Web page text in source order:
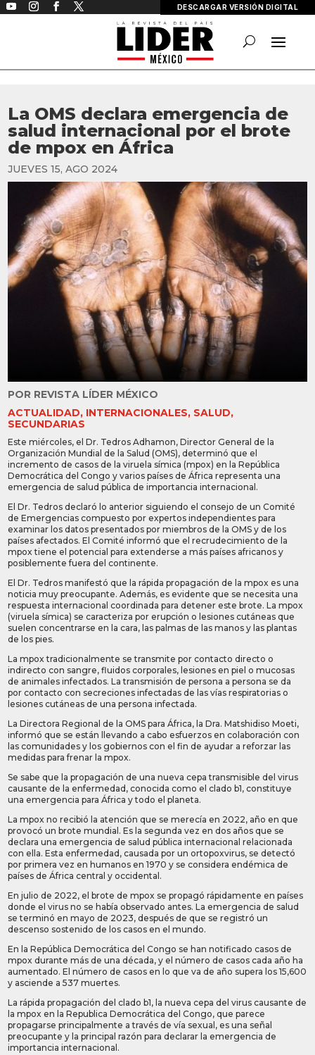
DESCARGAR VERSIÓN DIGITAL
La OMS declara emergencia de
salud internacional por el brote
de mpox en África
JUEVES 15, AGO 2024
POR REVISTA LÍDER MÉXICO
ACTUALIDAD, INTERNACIONALES, SALUD,
SECUNDARIAS
Este miércoles, el Dr. Tedros Adhamon, Director General de la
Organización Mundial de la Salud (OMS), determinó que el
incremento de casos de la viruela símica (mpox) en la República
Democrática del Congo y varios países de África representa una
emergencia de salud pública de importancia internacional.
El Dr. Tedros declaró lo anterior siguiendo el consejo de un Comité
de Emergencias compuesto por expertos independientes para
examinar los datos presentados por miembros de la OMS y de los
países afectados. El Comité informó que el recrudecimiento de la
mpox tiene el potencial para extenderse a más países africanos y
posiblemente fuera del continente.
El Dr. Tedros manifestó que la rápida propagación de la mpox es una
noticia muy preocupante. Además, es evidente que se necesita una
respuesta internacional coordinada para detener este brote. La mpox
(viruela símica) se caracteriza por erupción o lesiones cutáneas que
suelen concentrarse en la cara, las palmas de las manos y las plantas
de los pies.
La mpox tradicionalmente se transmite por contacto directo o
indirecto con sangre, fluidos corporales, lesiones en piel o mucosas
de animales infectados. La transmisión de persona a persona se da
por contacto con secreciones infectadas de las vías respiratorias o
lesiones cutáneas de una persona infectada.
La Directora Regional de la OMS para África, la Dra. Matshidiso Moeti,
informó que se están llevando a cabo esfuerzos en colaboración con
las comunidades y los gobiernos con el fin de ayudar a reforzar las
medidas para frenar la mpox.
Se sabe que la propagación de una nueva cepa transmisible del virus
causante de la enfermedad, conocida como el clado b1, constituye
una emergencia para África y todo el planeta.
La mpox no recibió la atención que se merecía en 2022, año en que
provocó un brote mundial. Es la segunda vez en dos años que se
declara una emergencia de salud pública internacional relacionada
con ella. Esta enfermedad, causada por un ortopoxvirus, se detectó
por primera vez en humanos en 1970 y se considera endémica de
países de África central y occidental.
En julio de 2022, el brote de mpox se propagó rápidamente en países
donde el virus no se había observado antes. La emergencia de salud
se terminó en mayo de 2023, después de que se registró un
descenso sostenido de los casos en el mundo.
En la República Democrática del Congo se han notificado casos de
mpox durante más de una década, y el número de casos cada año ha
aumentado. El número de casos en lo que va de año supera los 15,600
y asciende a 537 muertes.
La rápida propagación del clado b1, la nueva cepa del virus causante de
la mpox en la Republica Democrática del Congo, que parece
propagarse principalmente a través de vía sexual, es una señal
preocupante y la principal razón para declarar la emergencia de
importancia internacional.